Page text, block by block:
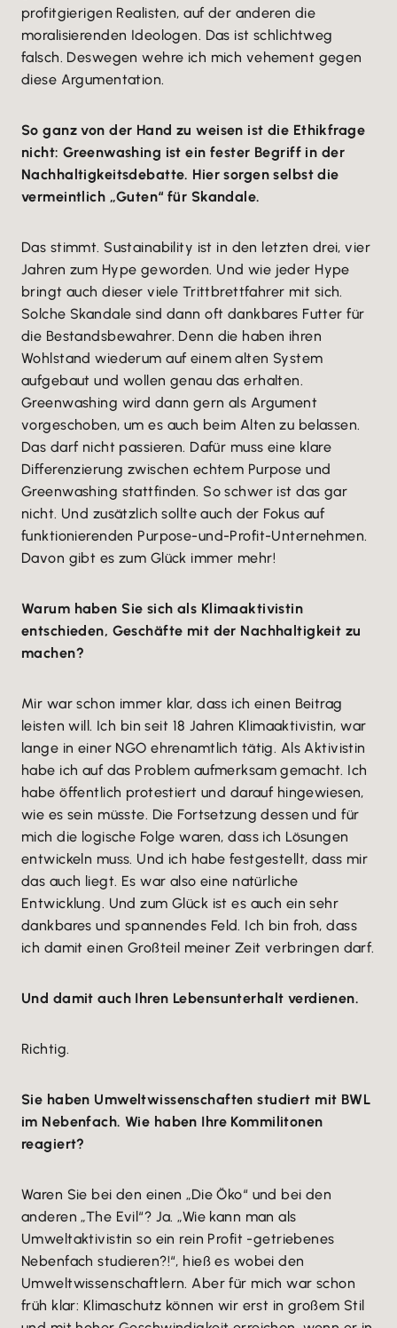
profitgierigen Realisten, auf der anderen die
moralisierenden Ideologen. Das ist schlichtweg
falsch. Deswegen wehre ich mich vehement gegen
diese Argumentation.
So ganz von der Hand zu weisen ist die Ethikfrage
nicht: Greenwashing ist ein fester Begriff in der
Nachhaltigkeitsdebatte. Hier sorgen selbst die
vermeintlich „Guten“ für Skandale.
Das stimmt. Sustainability ist in den letzten drei, vier
Jahren zum Hype geworden. Und wie jeder Hype
bringt auch dieser viele Trittbrettfahrer mit sich.
Solche Skandale sind dann oft dankbares Futter für
die Bestandsbewahrer. Denn die haben ihren
Wohlstand wiederum auf einem alten System
aufgebaut und wollen genau das erhalten.
Greenwashing wird dann gern als Argument
vorgeschoben, um es auch beim Alten zu belassen.
Das darf nicht passieren. Dafür muss eine klare
Differenzierung zwischen echtem Purpose und
Greenwashing stattfinden. So schwer ist das gar
nicht. Und zusätzlich sollte auch der Fokus auf
funktionierenden Purpose-und-Profit-Unternehmen.
Davon gibt es zum Glück immer mehr!
Warum haben Sie sich als Klimaaktivistin
entschieden, Geschäfte mit der Nachhaltigkeit zu
machen?
Mir war schon immer klar, dass ich einen Beitrag
leisten will. Ich bin seit 18 Jahren Klimaaktivistin, war
lange in einer NGO ehrenamtlich tätig. Als Aktivistin
habe ich auf das Problem aufmerksam gemacht. Ich
habe öffentlich protestiert und darauf hingewiesen,
wie es sein müsste. Die Fortsetzung dessen und für
mich die logische Folge waren, dass ich Lösungen
entwickeln muss. Und ich habe festgestellt, dass mir
das auch liegt. Es war also eine natürliche
Entwicklung. Und zum Glück ist es auch ein sehr
dankbares und spannendes Feld. Ich bin froh, dass
ich damit einen Großteil meiner Zeit verbringen darf.
Und damit auch Ihren Lebensunterhalt verdienen.
Richtig.
Sie haben Umweltwissenschaften studiert mit BWL
im Nebenfach. Wie haben Ihre Kommilitonen
reagiert?
Waren Sie bei den einen „Die Öko“ und bei den
anderen „The Evil“? Ja. „Wie kann man als
Umweltaktivistin so ein rein Profit -getriebenes
Nebenfach studieren?!“, hieß es wobei den
Umweltwissenschaftlern. Aber für mich war schon
früh klar: Klimaschutz können wir erst in großem Stil